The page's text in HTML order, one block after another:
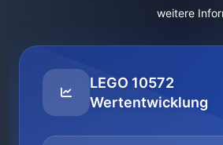
weitere
LEGO 10572
Wertentwicklung